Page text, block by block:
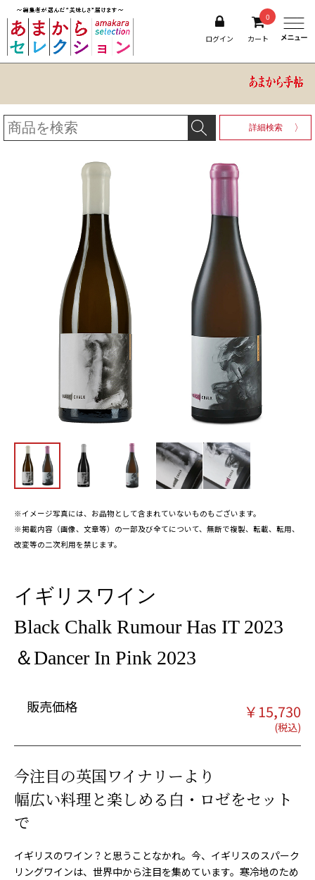
ログイン
0
カート
詳細検索
※イメージ写真には、お品物として含まれていないものもございます。
※掲載内容（画像、文章等）の一部及び全てについて、無断で複製、転載、転用、
改変等の二次利用を禁じます。
イギリスワイン
Black Chalk Rumour Has IT 2023
＆Dancer In Pink 2023
販売価格 ￥15,730
今注目の英国ワイナリーより
幅広い料理と楽しめる白・ロゼをセット
で
イギリスのワイン？と思うことなかれ。今、イギリスのスパーク
リングワインは、世界中から注目を集めています。寒冷地のため